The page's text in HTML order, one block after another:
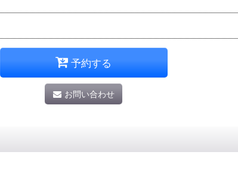
予約する
お問い合わせ